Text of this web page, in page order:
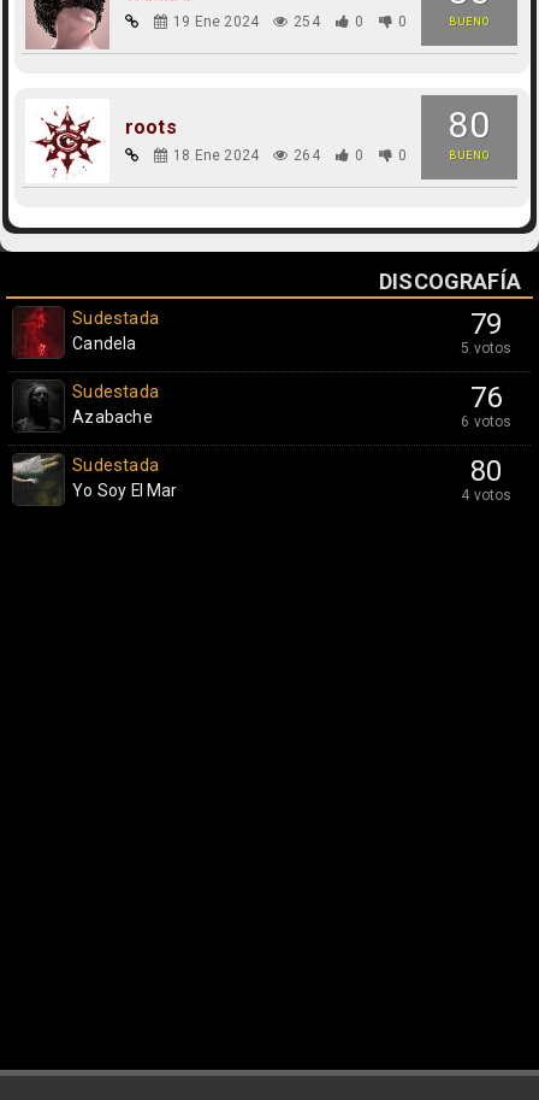
BUENO
19 Ene 2024 254 0 0
80
BUENO
roots
18 Ene 2024 264 0 0
DISCOGRAFÍA
79
5 votos
Sudestada
Candela
76
6 votos
Sudestada
Azabache
80
4 votos
Sudestada
Yo Soy El Mar